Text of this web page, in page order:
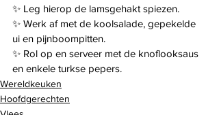
✨️ Leg hierop de lamsgehakt spiezen.
✨️ Werk af met de koolsalade, gepekelde
ui en pijnboompitten.
✨️ Rol op en serveer met de knoflooksaus
en enkele turkse pepers.
Wereldkeuken
Hoofdgerechten